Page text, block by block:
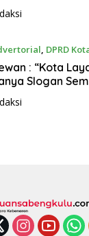
DPRD
2021 : “Kota
Slogan